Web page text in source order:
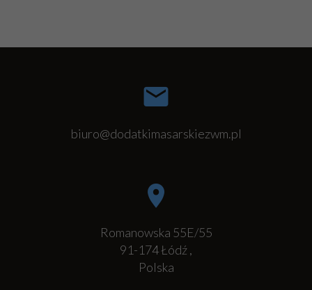
biuro@dodatkimasarskiezwm.pl
Romanowska 55E/55
91-174Łódź,
Polska